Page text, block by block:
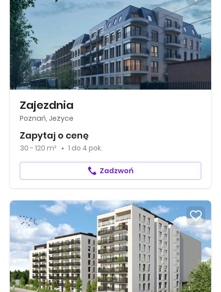
Zajezdnia
Poznań, Jeżyce
Zapytaj o cenę
30 - 120 m² 1 do 4 pok.
Zadzwoń